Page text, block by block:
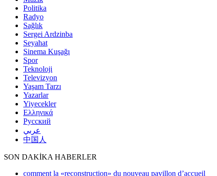
Politika
Radyo
Sağlık
Sergei Ardzinba
Seyahat
Sinema Kuşağı
Spor
Teknoloji
Televizyon
Yaşam Tarzı
Yazarlar
Yiyecekler
Ελληνικά
Русский
عربي
中国人
SON DAKİKA HABERLER
comment la «reconstruction» du nouveau pavillon d’accueil